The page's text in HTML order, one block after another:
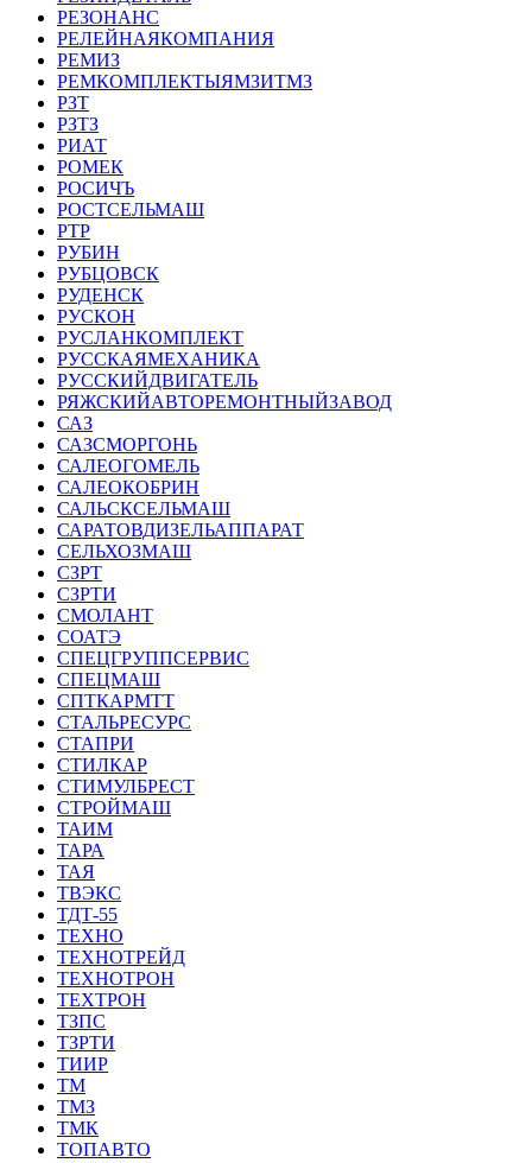
РЕЗОНАНС
РЕЛЕЙНАЯКОМПАНИЯ
РЕМИЗ
РЕМКОМПЛЕКТЫЯМЗИТМЗ
РЗТ
РЗТЗ
РИАТ
РОМЕК
РОСИЧЪ
РОСТСЕЛЬМАШ
РТР
РУБИН
РУБЦОВСК
РУДЕНСК
РУСКОН
РУСЛАНКОМПЛЕКТ
РУССКАЯМЕХАНИКА
РУССКИЙДВИГАТЕЛЬ
РЯЖСКИЙАВТОРЕМОНТНЫЙЗАВОД
САЗ
САЗСМОРГОНЬ
САЛЕОГОМЕЛЬ
САЛЕОКОБРИН
САЛЬСКСЕЛЬМАШ
САРАТОВДИЗЕЛЬАППАРАТ
СЕЛЬХОЗМАШ
СЗРТ
СЗРТИ
СМОЛАНТ
СОАТЭ
СПЕЦГРУППСЕРВИС
СПЕЦМАШ
СПТКАРМТТ
СТАЛЬРЕСУРС
СТАПРИ
СТИЛКАР
СТИМУЛБРЕСТ
СТРОЙМАШ
ТАИМ
ТАРА
ТАЯ
ТВЭКС
ТДТ-55
ТЕХНО
ТЕХНОТРЕЙД
ТЕХНОТРОН
ТЕХТРОН
ТЗПС
ТЗРТИ
ТИИР
ТМ
ТМЗ
ТМК
ТОПАВТО